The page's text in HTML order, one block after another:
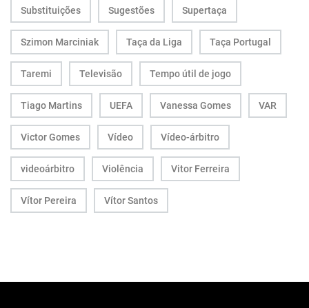
Substituições Sugestões Supertaça
Szimon Marciniak Taça da Liga Taça Portugal
Taremi Televisão Tempo útil de jogo
Tiago Martins UEFA Vanessa Gomes VAR
Victor Gomes Vídeo Vídeo-árbitro
videoárbitro Violência Vitor Ferreira
Vítor Pereira Vítor Santos